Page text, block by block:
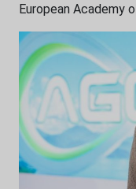
European Academy